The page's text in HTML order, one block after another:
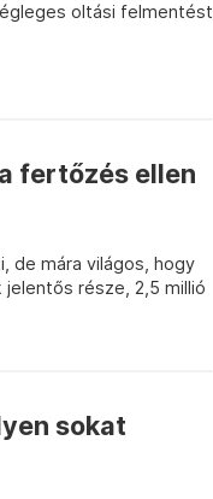
oltási felmentést
fertőzés ellen
de mára világos, hogy
része, 2,5 millió
sokat